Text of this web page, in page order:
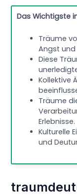
Das Wichtigste
Träume
Angst und
Diese
Kollektive
Träume
Erlebnisse.
Kulturelle
und